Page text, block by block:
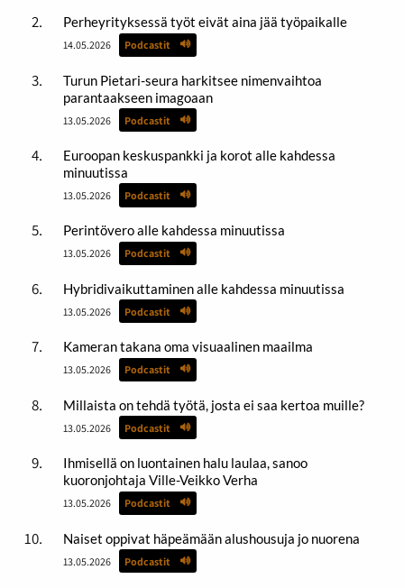
Perheyrityksessä työt eivät aina jää työpaikalle
14.05.2026 Podcastit
Turun Pietari-seura harkitsee nimenvaihtoa
parantaakseen imagoaan
13.05.2026 Podcastit
Euroopan keskuspankki ja korot alle kahdessa
minuutissa
13.05.2026 Podcastit
Perintövero alle kahdessa minuutissa
13.05.2026 Podcastit
Hybridivaikuttaminen alle kahdessa minuutissa
13.05.2026 Podcastit
Kameran takana oma visuaalinen maailma
13.05.2026 Podcastit
Millaista on tehdä työtä, josta ei saa kertoa muille?
13.05.2026 Podcastit
Ihmisellä on luontainen halu laulaa, sanoo
kuoronjohtaja Ville-Veikko Verha
13.05.2026 Podcastit
Naiset oppivat häpeämään alushousuja jo nuorena
13.05.2026 Podcastit